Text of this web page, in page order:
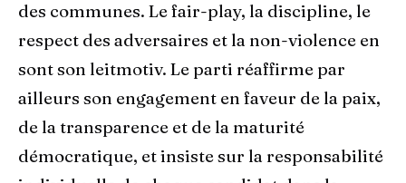
des communes. Le fair-play, la discipline, le
respect des adversaires et la non-violence en
sont son leitmotiv. Le parti réaffirme par
ailleurs son engagement en faveur de la paix,
de la transparence et de la maturité
démocratique, et insiste sur la responsabilité